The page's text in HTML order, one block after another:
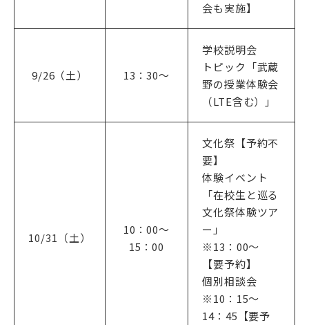
会も実施】
9/26（土） 13：30〜
学校説明会
トピック「武蔵
野の授業体験会
（LTE含む）」
10/31（土）
10：00～
15：00
文化祭【予約不
要】
体験イベント
「在校生と巡る
文化祭体験ツア
ー」
※13：00～
【要予約】
個別相談会
※10：15〜
14：45【要予